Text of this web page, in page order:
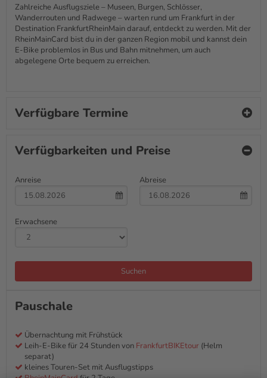
Zahlreiche Ausflugsziele – Museen, Burgen, Schlösser,
Wanderrouten und Radwege – warten rund um Frankfurt in der
Destination FrankfurtRheinMain darauf, entdeckt zu werden. Mit der
RheinMainCard bist du in der ganzen Region mobil und kannst dein
E-Bike problemlos in Bus und Bahn mitnehmen, um auch
abgelegene Orte bequem zu erreichen.
Verfügbare Termine
Verfügbarkeiten und Preise
Anreise Abreise
Erwachsene
Suchen
Pauschale
Übernachtung mit Frühstück
Leih-E-Bike für 24 Stunden von FrankfurtBIKEtour (Helm
separat)
kleines Touren-Set mit Ausflugstipps